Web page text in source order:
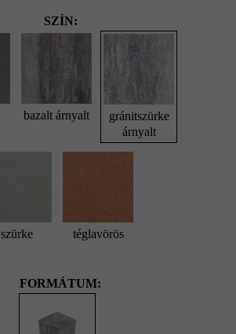
SZÍN:
bazalt árnyalt
gránitszürke
árnyalt
szürke téglavörös
FORMÁTUM: